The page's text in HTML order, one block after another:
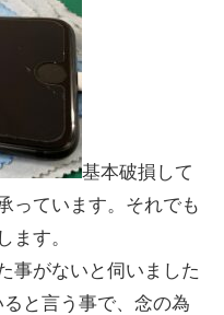
基本破損して
っています。それでも
ます。
事がないと伺いました
と言う事で、念の為